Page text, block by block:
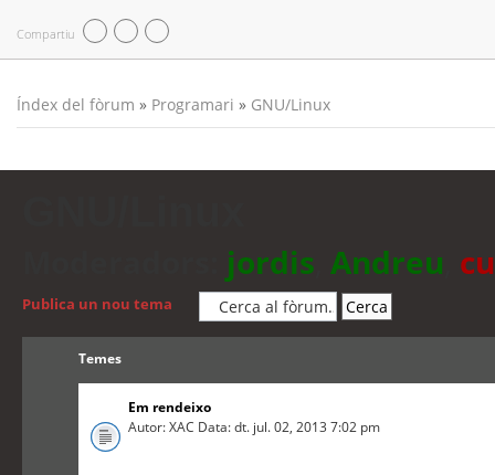
Compartiu
Índex del fòrum » Programari » GNU/Linux
jordis Andreu
Publica un nou tema
Temes
Em rendeixo
Autor: XAC Data: dt. jul. 02, 2013 7:02 pm